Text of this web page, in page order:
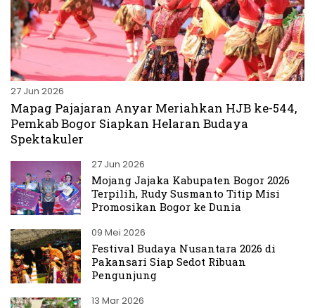
27 Jun 2026
Mapag Pajajaran Anyar Meriahkan HJB ke-544,
Pemkab Bogor Siapkan Helaran Budaya
Spektakuler
27 Jun 2026
Mojang Jajaka Kabupaten Bogor 2026
Terpilih, Rudy Susmanto Titip Misi
Promosikan Bogor ke Dunia
09 Mei 2026
Festival Budaya Nusantara 2026 di
Pakansari Siap Sedot Ribuan
Pengunjung
13 Mar 2026